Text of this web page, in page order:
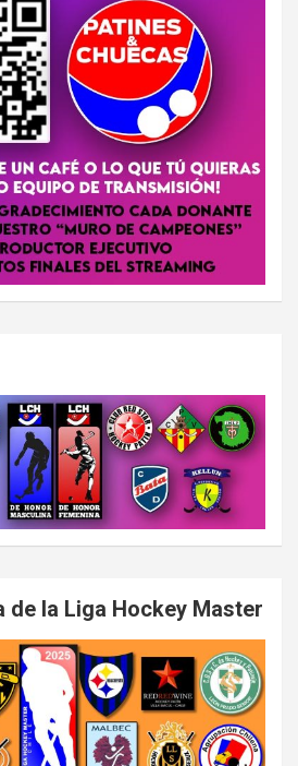
de la Liga Hockey Master